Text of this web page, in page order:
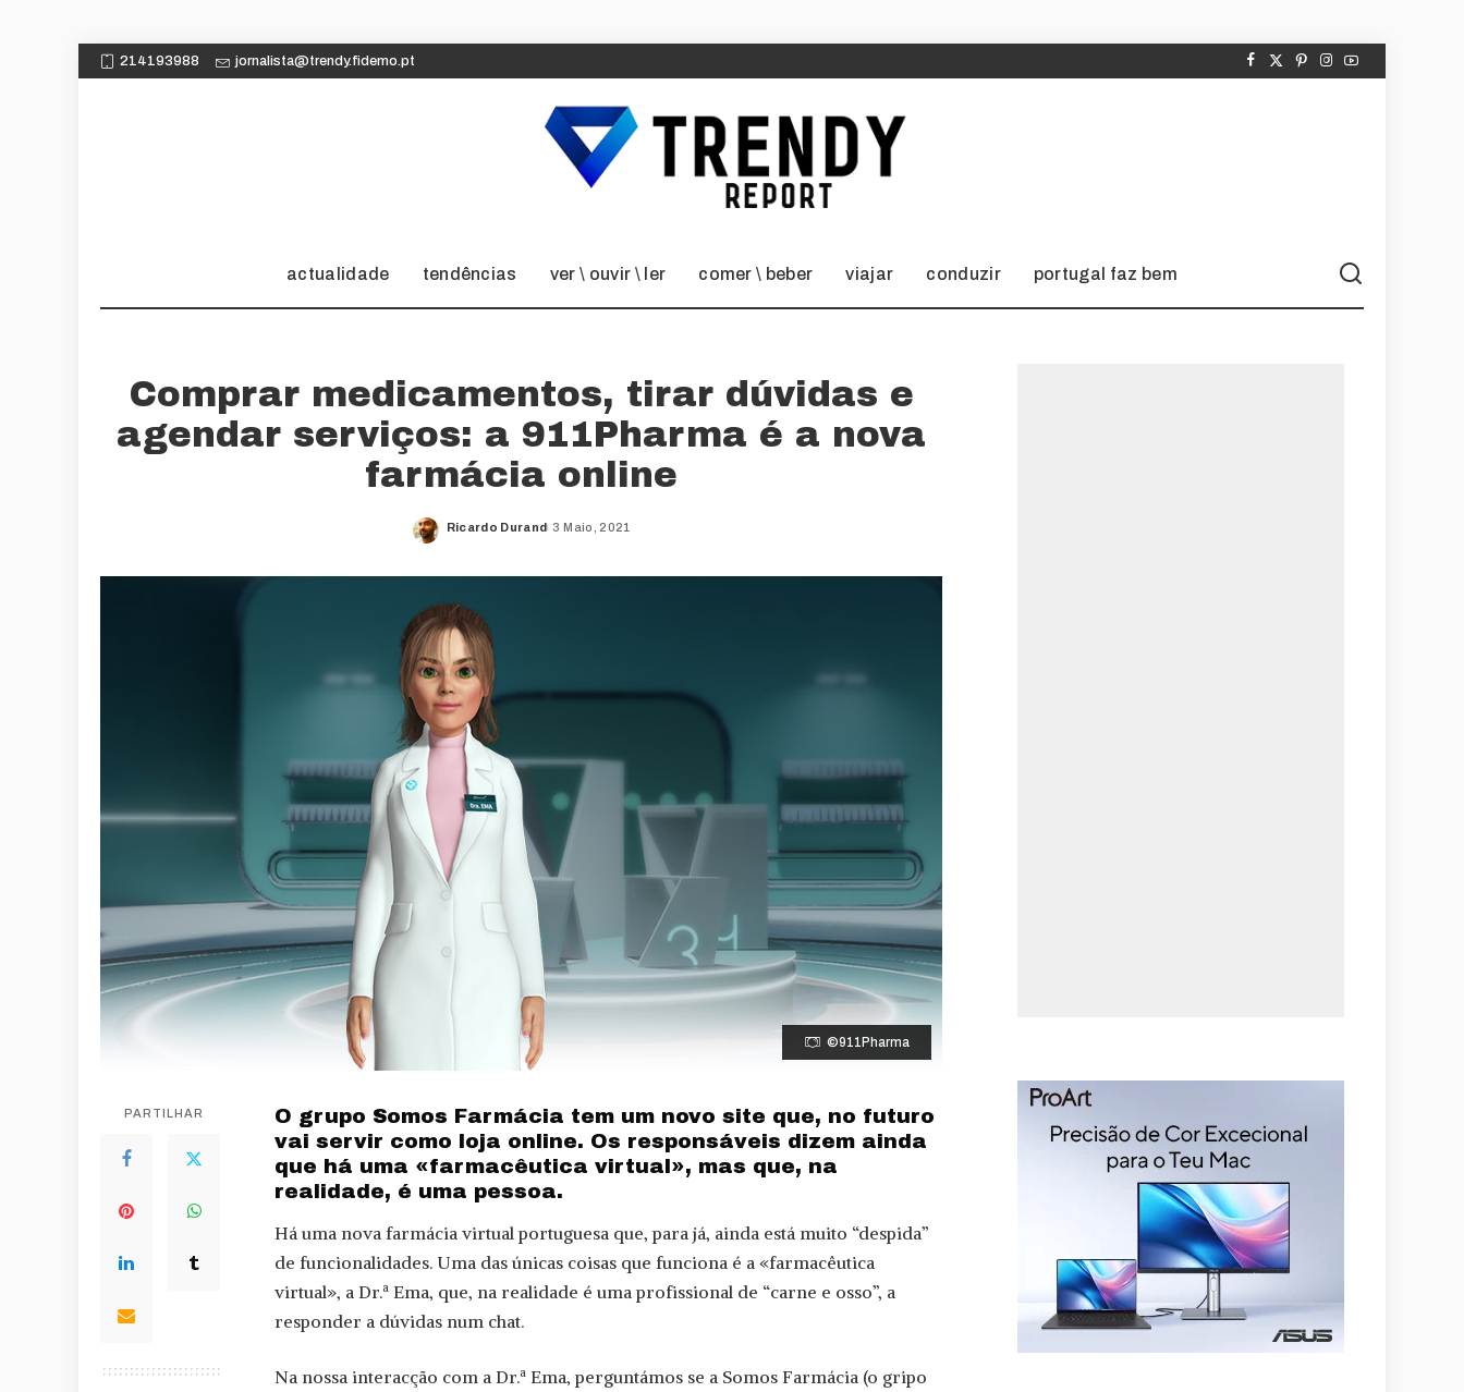
214193988 jornalista@trendy.fidemo.pt
actualidade tendências ver \ ouvir \ ler comer \ beber viajar conduzir portugal faz bem
Comprar medicamentos, tirar dúvidas e
agendar serviços: a 911Pharma é a nova
farmácia online
Posted
Ricardo Durand 3 Maio, 2021
©911Pharma
PARTILHAR
O grupo Somos Farmácia tem um novo site que, no futuro
vai servir como loja online. Os responsáveis dizem ainda
que há uma «farmacêutica virtual», mas que, na
realidade, é uma pessoa.
Há uma nova farmácia virtual portuguesa que, para já, ainda está muito “despida”
de funcionalidades. Uma das únicas coisas que funciona é a «farmacêutica
virtual», a Dr.ª Ema, que, na realidade é uma profissional de “carne e osso”, a
responder a dúvidas num chat.
Na nossa interacção com a Dr.ª Ema, perguntámos se a Somos Farmácia (o gripo